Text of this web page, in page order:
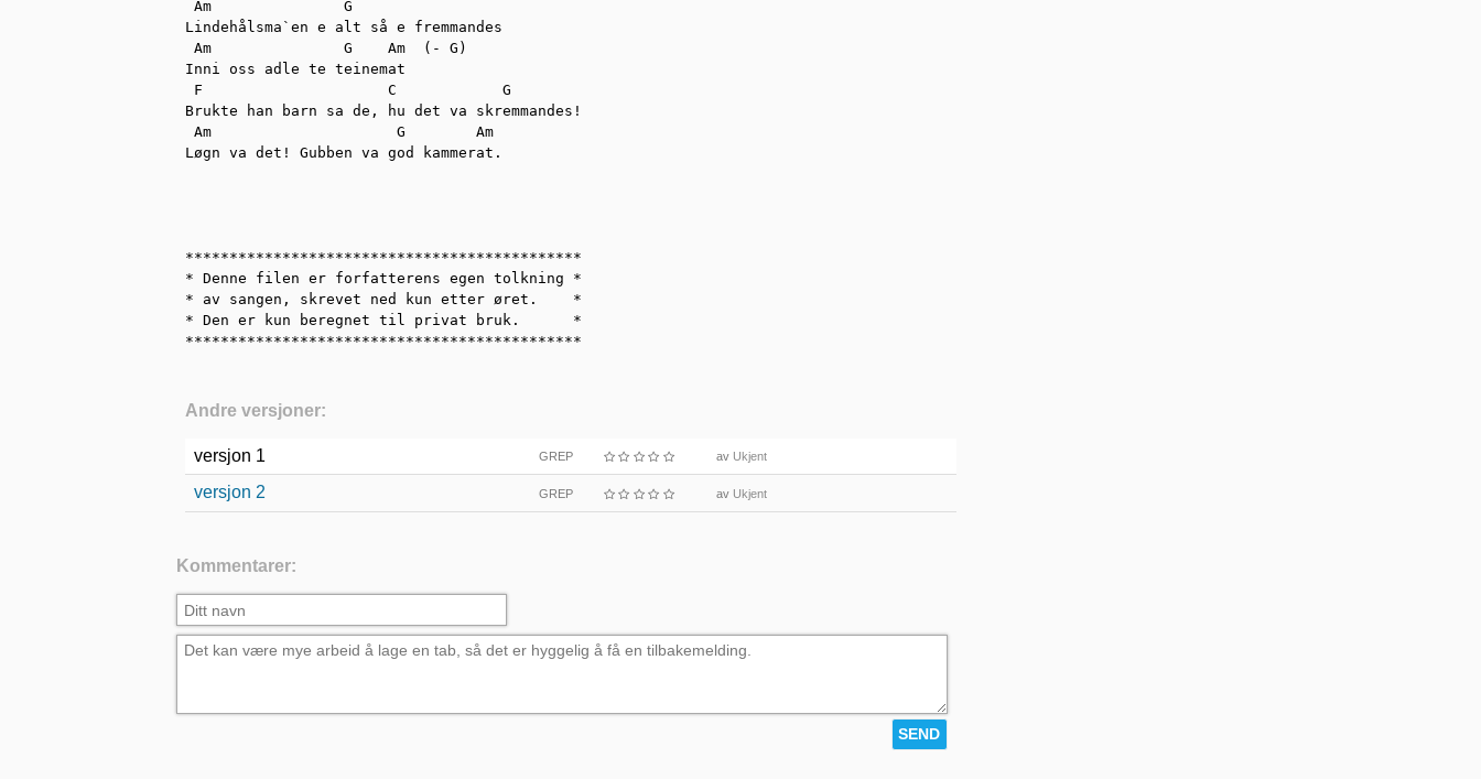
Am               G
Lindehålsma`en e alt så e fremmandes
Am               G    Am  (- G)
Inni oss adle te teinemat
F                     C            G
Brukte han barn sa de, hu det va skremmandes!
Am                     G        Am
Løgn va det! Gubben va god kammerat.
*********************************************
* Denne filen er forfatterens egen tolkning *
* av sangen, skrevet ned kun etter øret.    *
* Den er kun beregnet til privat bruk.      *
*********************************************
Andre versjoner:
versjon 1 GREP av Ukjent
versjon 2 GREP av Ukjent
Kommentarer: